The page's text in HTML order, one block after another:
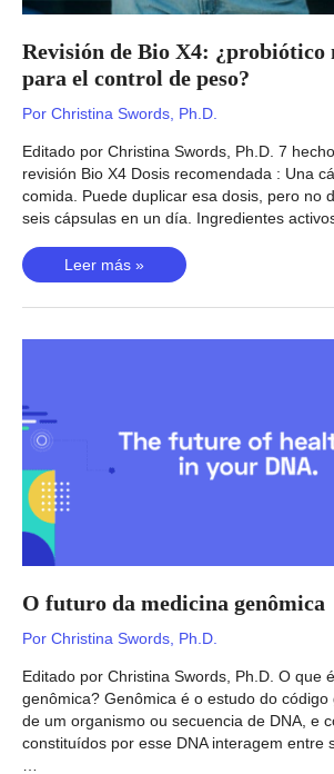
Revisión de Bio X4:
para el control de peso?
Por Christina Swords, Ph.D.
Editado por Christina Swords, Ph.D. 7
revisión Bio X4 Dosis recomendada : Una
comida. Puede duplicar esa dosis, pero no
seis cápsulas en un día. Ingredientes
Revisión
de
Bio
peso?
Leer más »
O futuro da medicina genômica
Por Christina Swords, Ph.D.
Editado por Christina Swords, Ph.D. O que
genômica? Genômica é o estudo do
de um organismo ou secuencia de DNA, e
constituídos por esse DNA interagem entre